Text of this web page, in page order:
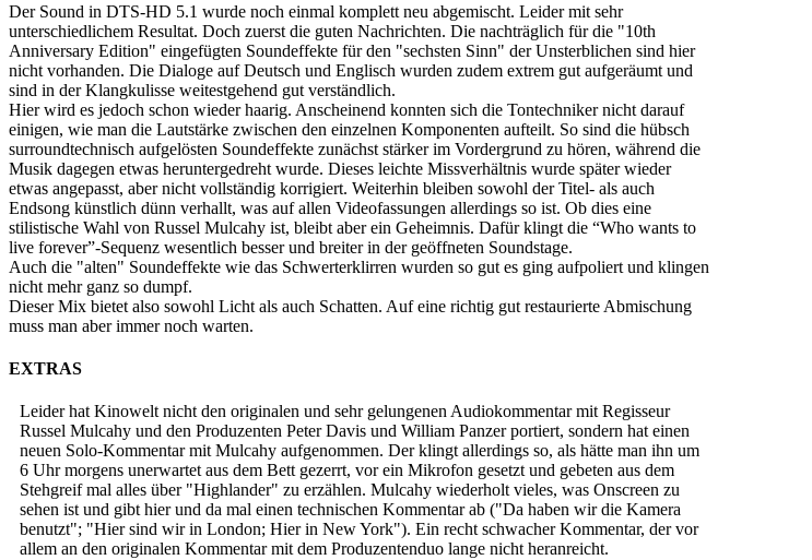
Der Sound in DTS-HD 5.1 wurde noch einmal komplett neu abgemischt. Leider mit sehr
unterschiedlichem Resultat. Doch zuerst die guten Nachrichten. Die nachträglich für die "10th
Anniversary Edition" eingefügten Soundeffekte für den "sechsten Sinn" der Unsterblichen sind hier
nicht vorhanden. Die Dialoge auf Deutsch und Englisch wurden zudem extrem gut aufgeräumt und
sind in der Klangkulisse weitestgehend gut verständlich.
Hier wird es jedoch schon wieder haarig. Anscheinend konnten sich die Tontechniker nicht darauf
einigen, wie man die Lautstärke zwischen den einzelnen Komponenten aufteilt. So sind die hübsch
surroundtechnisch aufgelösten Soundeffekte zunächst stärker im Vordergrund zu hören, während die
Musik dagegen etwas heruntergedreht wurde. Dieses leichte Missverhältnis wurde später wieder
etwas angepasst, aber nicht vollständig korrigiert. Weiterhin bleiben sowohl der Titel- als auch
Endsong künstlich dünn verhallt, was auf allen Videofassungen allerdings so ist. Ob dies eine
stilistische Wahl von Russel Mulcahy ist, bleibt aber ein Geheimnis. Dafür klingt die “Who wants to
live forever”-Sequenz wesentlich besser und breiter in der geöffneten Soundstage.
Auch die "alten" Soundeffekte wie das Schwerterklirren wurden so gut es ging aufpoliert und klingen
nicht mehr ganz so dumpf.
Dieser Mix bietet also sowohl Licht als auch Schatten. Auf eine richtig gut restaurierte Abmischung
muss man aber immer noch warten.
EXTRAS
Leider hat Kinowelt nicht den originalen und sehr gelungenen Audiokommentar mit Regisseur
Russel Mulcahy und den Produzenten Peter Davis und William Panzer portiert, sondern hat einen
neuen Solo-Kommentar mit Mulcahy aufgenommen. Der klingt allerdings so, als hätte man ihn um
6 Uhr morgens unerwartet aus dem Bett gezerrt, vor ein Mikrofon gesetzt und gebeten aus dem
Stehgreif mal alles über "Highlander" zu erzählen. Mulcahy wiederholt vieles, was Onscreen zu
sehen ist und gibt hier und da mal einen technischen Kommentar ab ("Da haben wir die Kamera
benutzt"; "Hier sind wir in London; Hier in New York"). Ein recht schwacher Kommentar, der vor
allem an den originalen Kommentar mit dem Produzentenduo lange nicht heranreicht.